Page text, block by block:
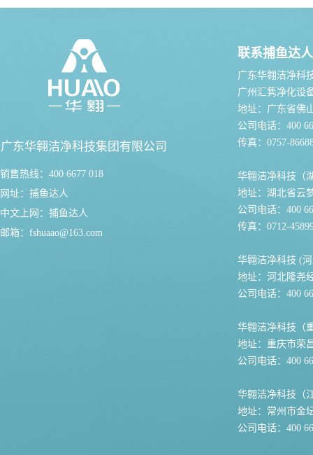
广东华翱洁净科技集团有限公司
销售热线：400 6677 018
网址： 捕鱼达人
中文上网： 捕鱼达人
邮箱： fshuaao@163.com
联系捕鱼达人
广东华翱洁净科
广州汇隽净化设
地址：广东省佛
公司电话：400
传真：0757-
华翱洁净科技（
地址：湖北省云
公司电话：400
传真：0712-
华翱洁净科技 (
地址：河北隆尧
公司电话：400
华翱洁净科技（
地址：重庆市荣
公司电话：400
华翱洁净科技（
地址：常州市金
公司电话：400